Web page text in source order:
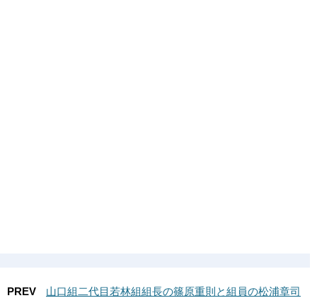
PREV
山口組二代目若林組組長の篠原重則と組員の松浦章司